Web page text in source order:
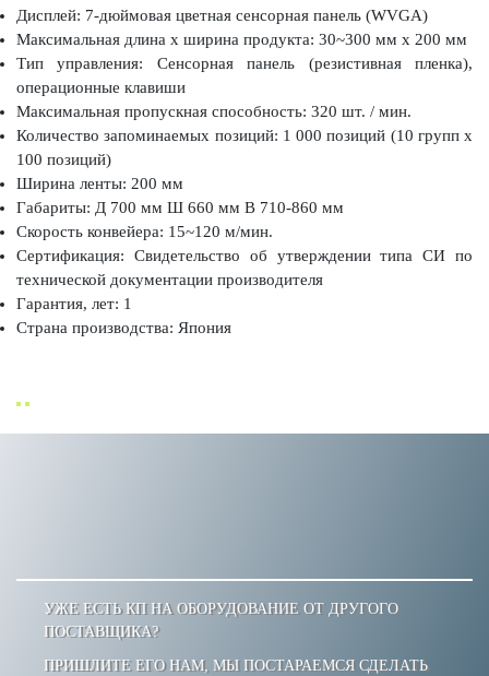
УЖЕ ЕСТЬ КП НА ОБОРУДОВАНИЕ ОТ ДРУГОГО
ПОСТАВЩИКА?
ПРИШЛИТЕ ЕГО НАМ, МЫ ПОСТАРАЕМСЯ СДЕЛАТЬ
Дисплей: 7-дюймовая цветная сенсорная панель (WVGA)
Максимальная длина х ширина продукта: 30~300 мм х 200 мм
Тип управления: Сенсорная панель (резистивная пленка),
операционные клавиши
Максимальная пропускная способность: 320 шт. / мин.
Количество запоминаемых позиций: 1 000 позиций (10 групп x
100 позиций)
Ширина ленты: 200 мм
Габариты: Д 700 мм Ш 660 мм В 710-860 мм
Скорость конвейера: 15~120 м/мин.
Сертификация: Свидетельство об утверждении типа СИ по
технической документации производителя
Гарантия, лет: 1
Страна производства: Япония